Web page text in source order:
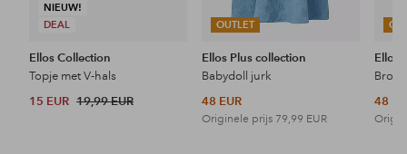
NIEUW!
DEAL
Ellos Collection
Topje met V-hals
15 EUR 19,99 EUR
OUTLET
Ellos Plus collection
Babydoll jurk
48 EUR
Originele prijs 79,99 EUR
Ellos
48